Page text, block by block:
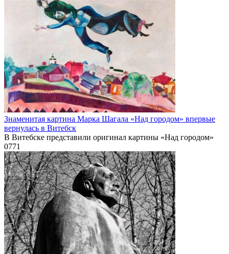
Знаменитая картина Марка Шагала «Над городом» впервые
вернулась в Витебск
В Витебске представили оригинал картины «Над городом»
0771